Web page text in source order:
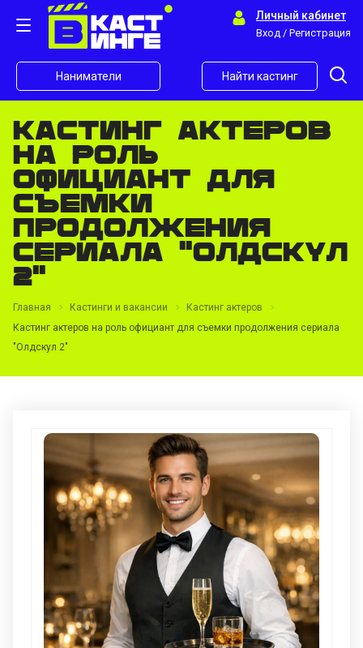
Личный кабинет
Вход / Регистрация
Наниматели Найти кастинг
Кастинг актеров
на роль
официант для
съемки
продолжения
сериала "Олдскул
2"
Главная Кастинги и вакансии
Кастинг актеров
Кастинг актеров на роль официант для съемки продолжения сериала
"Олдскул 2"